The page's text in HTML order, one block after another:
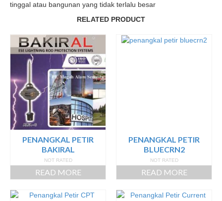
tinggal atau bangunan yang tidak terlalu besar
RELATED PRODUCT
PENANGKAL PETIR
BAKIRAL
NOT RATED
READ MORE
PENANGKAL PETIR
BLUECRN2
NOT RATED
READ MORE